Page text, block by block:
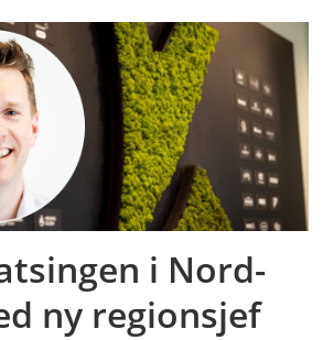
i Nord-
ny regionsjef